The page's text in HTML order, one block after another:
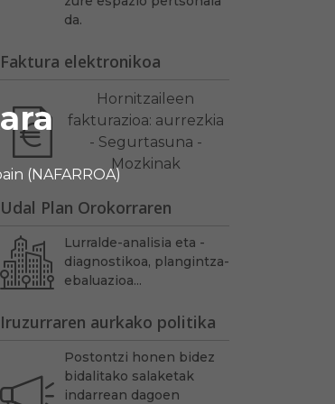
(NAFARROA)
da.
Faktura elektronikoa
Hornitzaileen
fakturazioa: aurrezkia
- Segurtasuna -
Mozkinak
Udal Plan Orokorraren
Lurralde-analisia eta -
diagnostikoa, plangintza-
ebaluazioa...
Iruzurraren aurkako politika
Postontzi honen bidez
bidalitako salaketak
indarrean dagoen